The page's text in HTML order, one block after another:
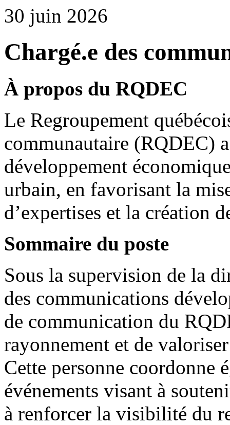
30 juin 2026
Chargé.e des
À propos du RQDEC
Le Regroupement
communautaire (RQDEC)
développement
urbain, en favorisant la
d’expertises et la création
Sommaire du poste
Sous la supervision de la
des communications
de communication du
rayonnement et de
Cette personne coordonne
événements visant à
à renforcer la visibilité du